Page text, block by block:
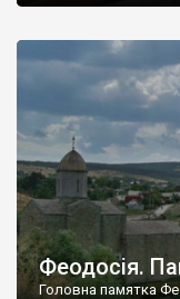
Феодосія.
Головна памятка